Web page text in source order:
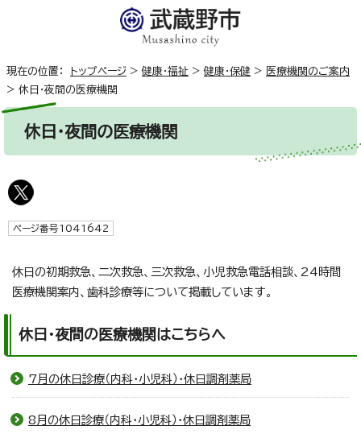
現在の位置： トップページ > 健康・福祉 > 健康・保健 > 医療機関のご案内
> 休日・夜間の医療機関
休日・夜間の医療機関
ページ番号1041642
休日の初期救急、二次救急、三次救急、小児救急電話相談、24時間
医療機関案内、歯科診療等について掲載しています。
休日・夜間の医療機関はこちらへ
7月の休日診療（内科・小児科）・休日調剤薬局
8月の休日診療（内科・小児科）・休日調剤薬局